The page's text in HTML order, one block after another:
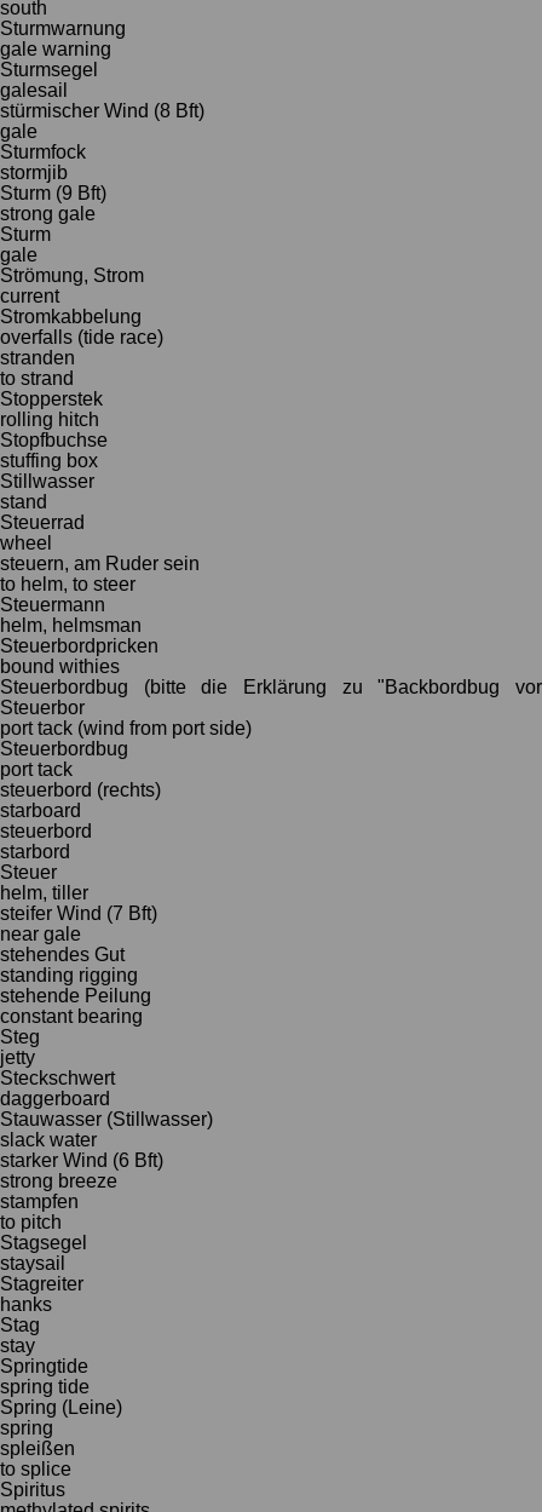
south
Sturmwarnung
gale warning
Sturmsegel
galesail
stürmischer Wind (8 Bft)
gale
Sturmfock
stormjib
Sturm (9 Bft)
strong gale
Sturm
gale
Strömung, Strom
current
Stromkabbelung
overfalls (tide race)
stranden
to strand
Stopperstek
rolling hitch
Stopfbuchse
stuffing box
Stillwasser
stand
Steuerrad
wheel
steuern, am Ruder sein
to helm, to steer
Steuermann
helm, helmsman
Steuerbordpricken
bound withies
Steuerbordbug (bitte die Erklärung zu "Backbordbug vor
Steuerbor
port tack (wind from port side)
Steuerbordbug
port tack
steuerbord (rechts)
starboard
steuerbord
starbord
Steuer
helm, tiller
steifer Wind (7 Bft)
near gale
stehendes Gut
standing rigging
stehende Peilung
constant bearing
Steg
jetty
Steckschwert
daggerboard
Stauwasser (Stillwasser)
slack water
starker Wind (6 Bft)
strong breeze
stampfen
to pitch
Stagsegel
staysail
Stagreiter
hanks
Stag
stay
Springtide
spring tide
Spring (Leine)
spring
spleißen
to splice
Spiritus